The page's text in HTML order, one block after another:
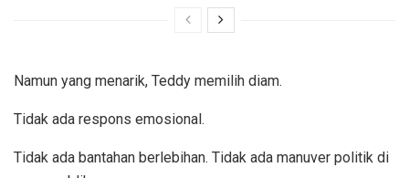
Namun yang menarik, Teddy memilih diam.
Tidak ada respons emosional.
Tidak ada bantahan berlebihan. Tidak ada manuver politik di